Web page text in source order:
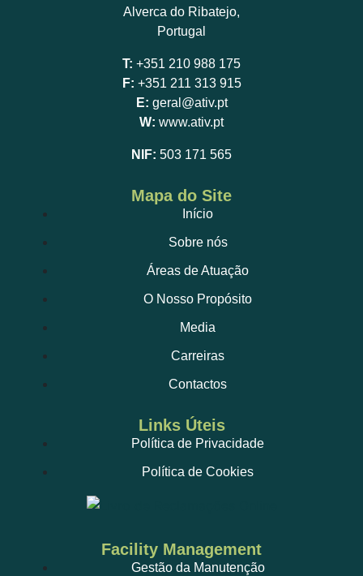
Alverca do Ribatejo,
Portugal
T: +351 210 988 175
F: +351 211 313 915
E: geral@ativ.pt
W: www.ativ.pt
NIF: 503 171 565
Mapa do Site
Início
Sobre nós
Áreas de Atuação
O Nosso Propósito
Media
Carreiras
Contactos
Links Úteis
Política de Privacidade
Política de Cookies
Facility Management
Gestão da Manutenção